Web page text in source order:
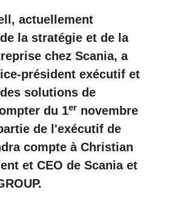
actuellement
la stratégie et de la
chez Scania, a
président exécutif et
solutions de
du 1er novembre
de l'exécutif de
compte à Christian
et CEO de Scania et